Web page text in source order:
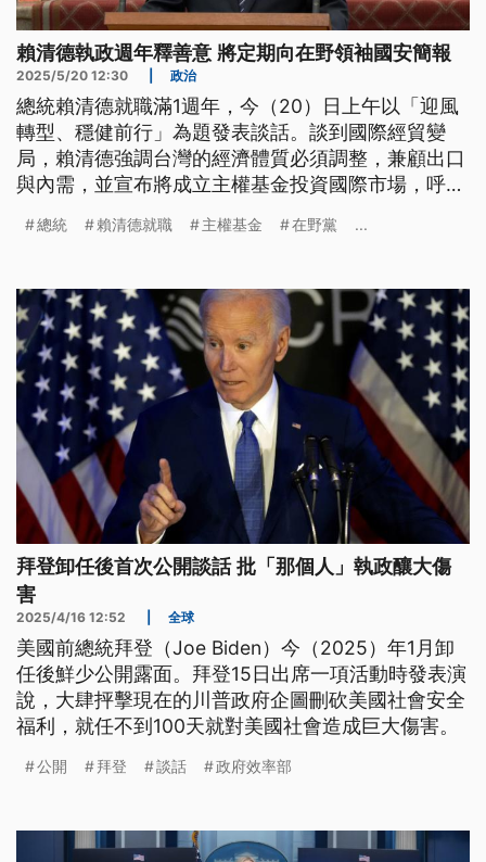
賴清德執政週年釋善意 將定期向在野領袖國安簡報
2025/5/20 12:30 政治
總統賴清德就職滿1週年，今（20）日上午以「迎風
轉型、穩健前行」為題發表談話。談到國際經貿變
局，賴清德強調台灣的經濟體質必須調整，兼顧出口
與內需，並宣布將成立主權基金投資國際市場，呼籲
清德也釋出善意，表示將指示國安團隊著手規劃，向
見、共商國是。
總統 賴清德就職 主權基金 在野黨 ...
拜登卸任後首次公開談話 批「那個人」執政釀大傷
害
2025/4/16 12:52 全球
美國前總統拜登（Joe Biden）今（2025）年1月卸
任後鮮少公開露面。拜登15日出席一項活動時發表演
說，大肆抨擊現在的川普政府企圖刪砍美國社會安全
福利，就任不到100天就對美國社會造成巨大傷害。
公開 拜登 談話 政府效率部